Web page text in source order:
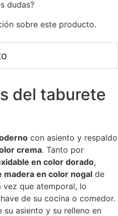
dudas?
sobre este producto.
del taburete
con asiento y respaldo
crema. Tanto por
en color dorado,
madera en color nogal de
que atemporal, lo
de su cocina o comedor.
asiento y su relleno en